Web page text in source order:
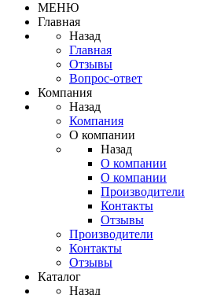
МЕНЮ
Главная
Назад
Главная
Отзывы
Вопрос-ответ
Компания
Назад
Компания
О компании
Назад
О компании
О компании
Производители
Контакты
Отзывы
Производители
Контакты
Отзывы
Каталог
Назад